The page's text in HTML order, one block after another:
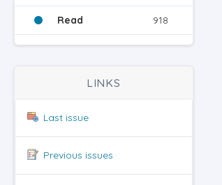
Read 918
LINKS
Last issue
Previous issues